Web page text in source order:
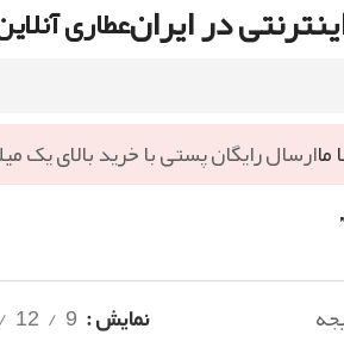
در ایرانعطاری
ارسال رایگان پستی با خرید بالای یک
نمایش 9
12